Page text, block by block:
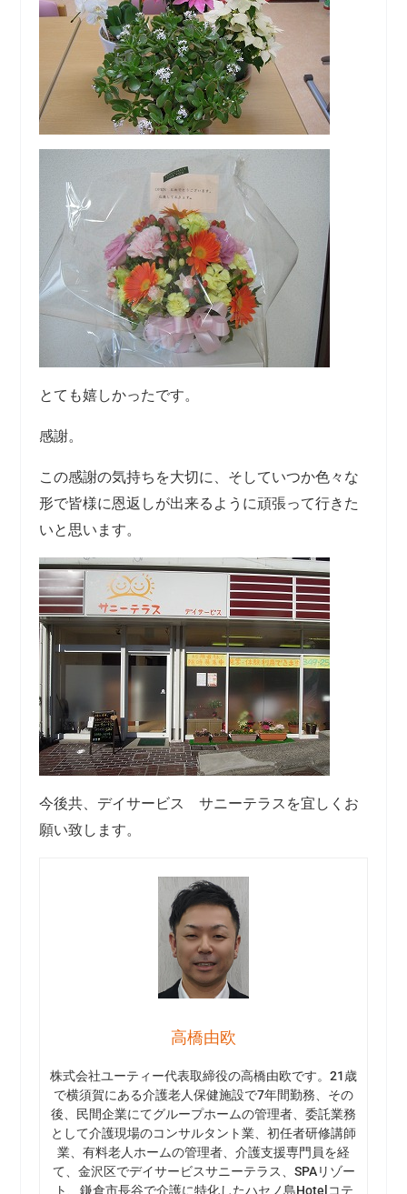
とても嬉しかったです。
感謝。
この感謝の気持ちを大切に、そしていつか色々な
形で皆様に恩返しが出来るように頑張って行きた
いと思います。
今後共、デイサービス サニーテラスを宜しくお
願い致します。
高橋由欧
株式会社ユーティー代表取締役の高橋由欧です。21歳
で横須賀にある介護老人保健施設で7年間勤務、その
後、民間企業にてグループホームの管理者、委託業務
として介護現場のコンサルタント業、初任者研修講師
業、有料老人ホームの管理者、介護支援専門員を経
て、金沢区でデイサービスサニーテラス、SPAリゾー
ト、鎌倉市長谷で介護に特化したハセノ島Hotelコテ